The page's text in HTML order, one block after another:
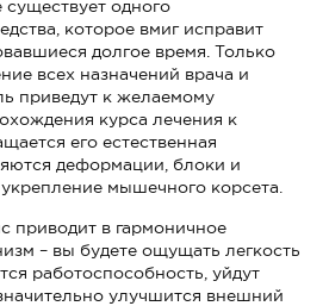
одного
которое вмиг исправит
долгое время. Только
всех назначений врача и
приведут к желаемому
курса лечения к
его естественная
деформации, блоки и
мышечного корсета.
приводит в гармоничное
– вы будете ощущать легкость
работоспособность, уйдут
улучшится внешний